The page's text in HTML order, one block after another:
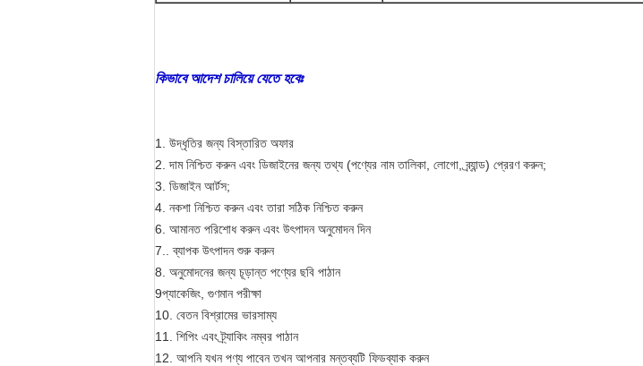
কিভাবে আদেশ চালিয়ে যেতে হবেঃ
1. উদ্ধৃতির জন্য বিস্তারিত অফার
2. দাম নিশ্চিত করুন এবং ডিজাইনের জন্য তথ্য (পণ্যের নাম তালিকা, লোগো, ব্র্যান্ড) প্রেরণ করুন;
3. ডিজাইন আর্টস;
4. নকশা নিশ্চিত করুন এবং তারা সঠিক নিশ্চিত করুন
6. আমানত পরিশোধ করুন এবং উৎপাদন অনুমোদন দিন
7.. ব্যাপক উৎপাদন শুরু করুন
8. অনুমোদনের জন্য চূড়ান্ত পণ্যের ছবি পাঠান
9প্যাকেজিং, গুণমান পরীক্ষা
10. বেতন বিশ্রামের ভারসাম্য
11. শিপিং এবং ট্র্যাকিং নম্বর পাঠান
12. আপনি যখন পণ্য পাবেন তখন আপনার মন্তব্যটি ফিডব্যাক করুন